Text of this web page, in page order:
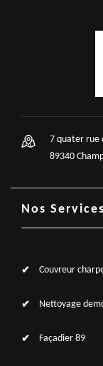
7 quater rue
89340
Nos Services
Couvreur
Nettoyage
Façadier 89